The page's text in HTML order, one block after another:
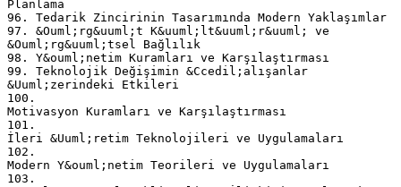
Planlama
96. Tedarik Zincirinin Tasarımında Modern Yaklaşımlar
97. &Ouml;rg&uuml;t K&uuml;lt&uuml;r&uuml; ve
&Ouml;rg&uuml;tsel Bağlılık
98. Y&ouml;netim Kuramları ve Karşılaştırması
99. Teknolojik Değişimin &Ccedil;alışanlar
&Uuml;zerindeki Etkileri
100.
Motivasyon Kuramları ve Karşılaştırması
101.
İleri &Uuml;retim Teknolojileri ve Uygulamaları
102.
Modern Y&ouml;netim Teorileri ve Uygulamaları
103.